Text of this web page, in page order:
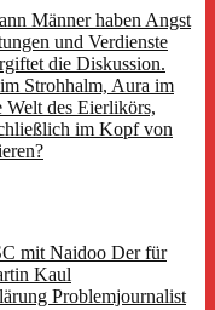
Männer haben Angst
und Verdienste
die Diskussion.
Strohhalm, Aura im
des Eierlikörs,
im Kopf von
mit Naidoo Der für
Kaul
Problemjournalist